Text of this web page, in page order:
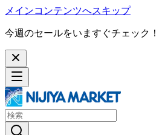
メインコンテンツへスキップ
今週のセールをいますぐチェック！